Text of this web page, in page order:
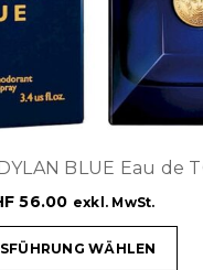
BLUE Eau de
56.00 exkl. MwSt.
WÄHLEN